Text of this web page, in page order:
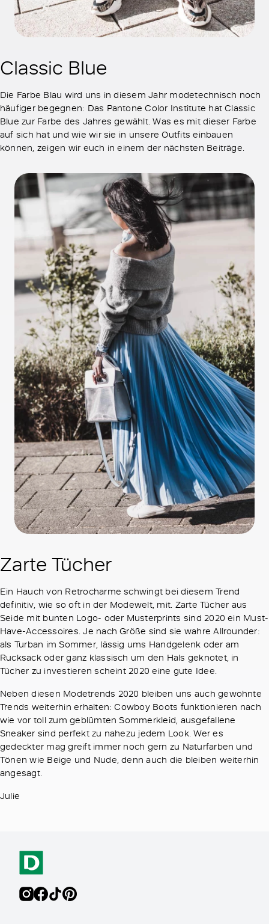
Classic Blue
Die Farbe Blau wird uns in diesem Jahr modetechnisch noch
häufiger begegnen: Das Pantone Color Institute hat Classic
Blue zur Farbe des Jahres gewählt. Was es mit dieser Farbe
auf sich hat und wie wir sie in unsere Outfits einbauen
können, zeigen wir euch in einem der nächsten Beiträge.
Zarte Tücher
Ein Hauch von Retrocharme schwingt bei diesem Trend
definitiv, wie so oft in der Modewelt, mit. Zarte Tücher aus
Seide mit bunten Logo- oder Musterprints sind 2020 ein Must-
Have-Accessoires. Je nach Größe sind sie wahre Allrounder:
als Turban im Sommer, lässig ums Handgelenk oder am
Rucksack oder ganz klassisch um den Hals geknotet, in
Tücher zu investieren scheint 2020 eine gute Idee.
Neben diesen Modetrends 2020 bleiben uns auch gewohnte
Trends weiterhin erhalten: Cowboy Boots funktionieren nach
wie vor toll zum geblümten Sommerkleid, ausgefallene
Sneaker sind perfekt zu nahezu jedem Look. Wer es
gedeckter mag greift immer noch gern zu Naturfarben und
Tönen wie Beige und Nude, denn auch die bleiben weiterhin
angesagt.
Julie